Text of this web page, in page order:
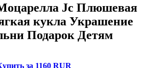
Jc Плюшевая
кукла Украшение
Подарок Детям
за 1160 RUR